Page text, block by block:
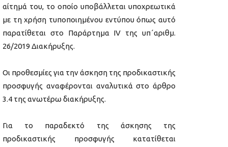
αίτημά του, το οποίο υποβάλλεται υποχρεωτικά
με τη χρήση τυποποιημένου εντύπου όπως αυτό
παρατίθεται στο Παράρτημα ΙV της υπ΄αριθμ.
26/2019 Διακήρυξης.
Οι προθεσμίες για την άσκηση της προδικαστικής
προσφυγής αναφέρονται αναλυτικά στο άρθρο
3.4 της ανωτέρω διακήρυξης.
Για το παραδεκτό της άσκησης της
προδικαστικής προσφυγής κατατίθεται